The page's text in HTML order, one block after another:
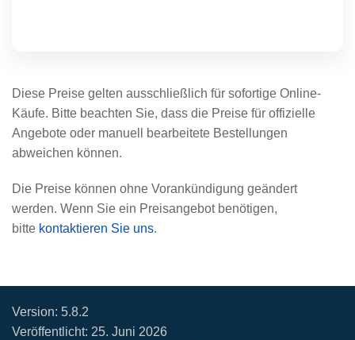
Diese Preise gelten ausschließlich für sofortige Online-
Käufe. Bitte beachten Sie, dass die Preise für offizielle
Angebote oder manuell bearbeitete Bestellungen
abweichen können.
Die Preise können ohne Vorankündigung geändert
werden. Wenn Sie ein Preisangebot benötigen,
bitte kontaktieren Sie uns.
Version: 5.8.2
Veröffentlicht: 25. Juni 2026